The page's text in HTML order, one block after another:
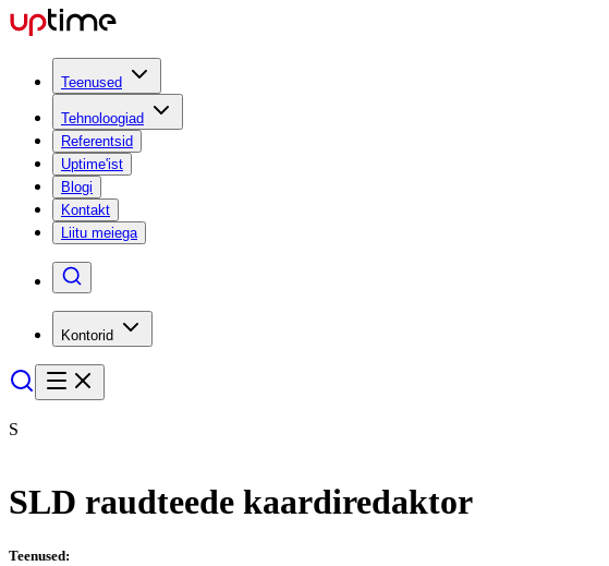
Teenused
Tehnoloogiad
Referentsid
Uptime'ist
Blogi
Kontakt
Liitu meiega
Kontorid
S
SLD raudteede kaardiredaktor
Teenused: